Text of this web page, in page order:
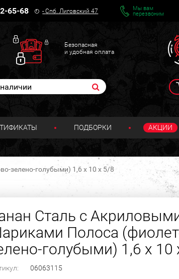
65-68 -Спб. Лиговский 47
Мы вам
перезвоним
Безопасная
и удобная оплата
ПОДБОРКИ АКЦИИ
зелено-голубыми) 1,6 х 10 х 5/8
Сталь с
Полоса
голубыми) 1,6 х 10
06063115